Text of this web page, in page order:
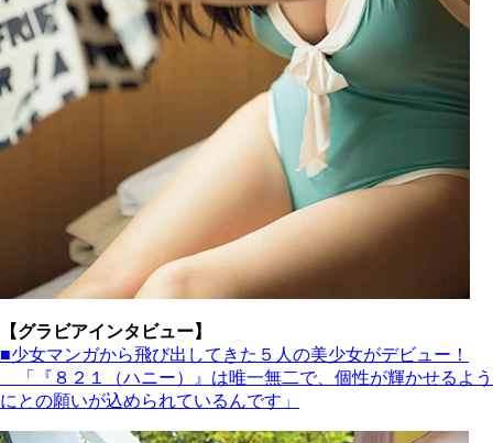
【グラビアインタビュー】
■少女マンガから飛び出してきた５人の美少女がデビュー！
「『８２１（ハニー）』は唯一無二で、個性が輝かせるよう
にとの願いが込められているんです」